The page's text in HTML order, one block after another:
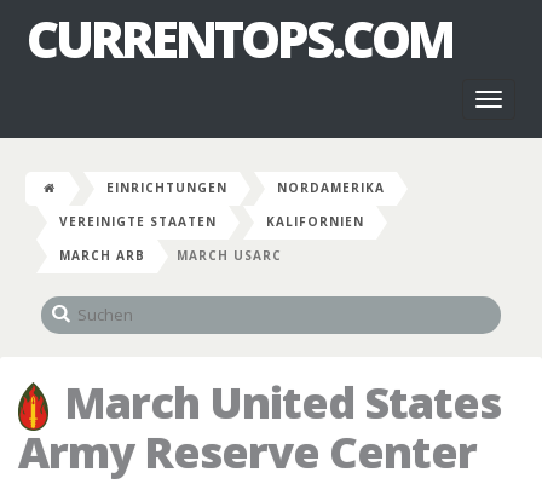
CURRENTOPS.COM
EINRICHTUNGEN
NORDAMERIKA
VEREINIGTE STAATEN
KALIFORNIEN
MARCH ARB
MARCH USARC
March United States
Army Reserve Center